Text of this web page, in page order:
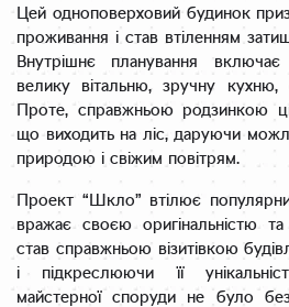
Цей одноповерховий будинок
проживання і став втіленням
Внутрішнє планування
велику вітальню, зручну кухню,
Проте, справжньою родзинкою
що виходить на ліс, даруючи
природою і свіжим повітрям.
Проект “Шкло” втілює
вражає своєю оригінальністю
став справжньою візитівкою
і підкреслюючи її
майстерної споруди не було